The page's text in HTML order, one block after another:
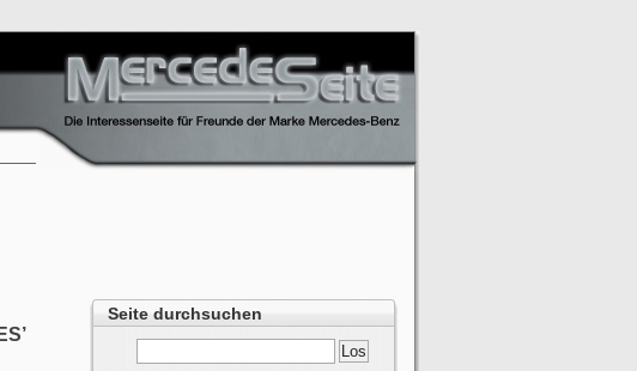
Seite durchsuchen